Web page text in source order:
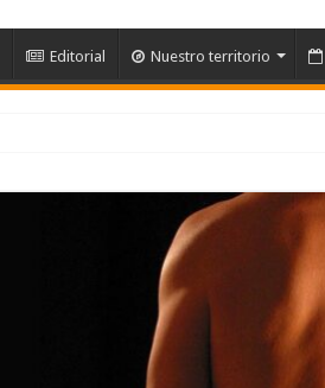
Editorial Nuestro territorio